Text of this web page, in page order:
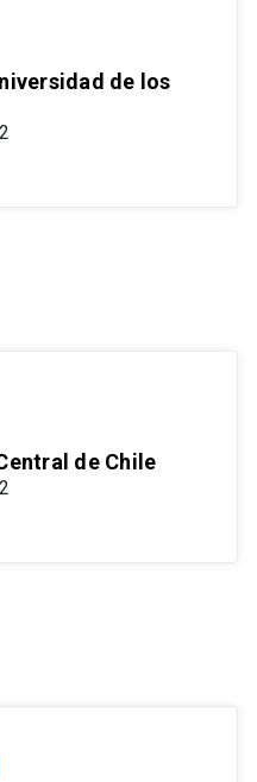
de los
de Chile